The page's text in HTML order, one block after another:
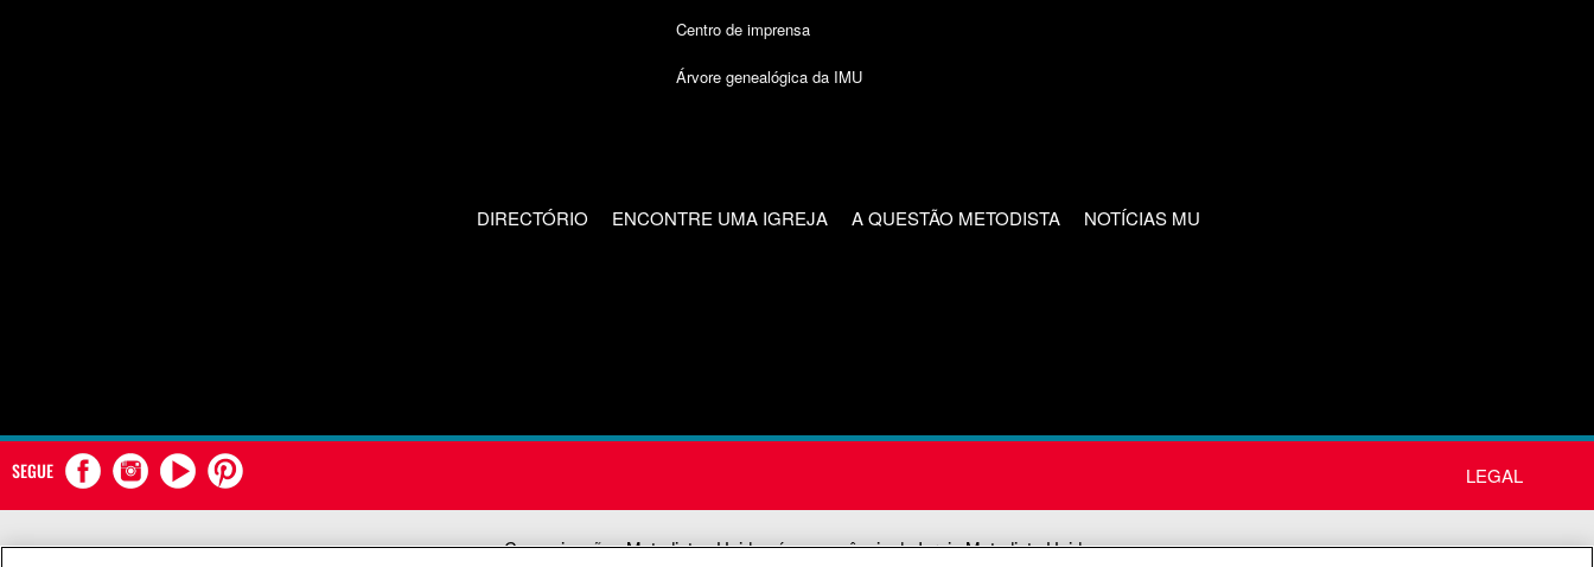
Centro de imprensa
Árvore genealógica da IMU
DIRECTÓRIO ENCONTRE UMA IGREJA A QUESTÃO METODISTA NOTÍCIAS MU
SEGUE LEGAL
Comunicações Metodistas Unidas é uma agência da Igreja Metodista Unida